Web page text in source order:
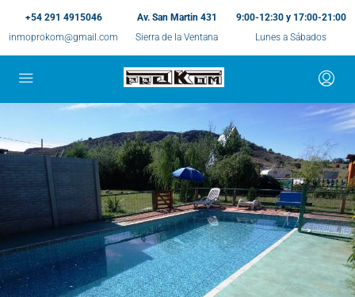
+54 291 4915046
inmoprokom@gmail.com
Av. San Martin 431
Sierra de la Ventana
9:00-12:30 y 17:00-21:00
Lunes a Sábados